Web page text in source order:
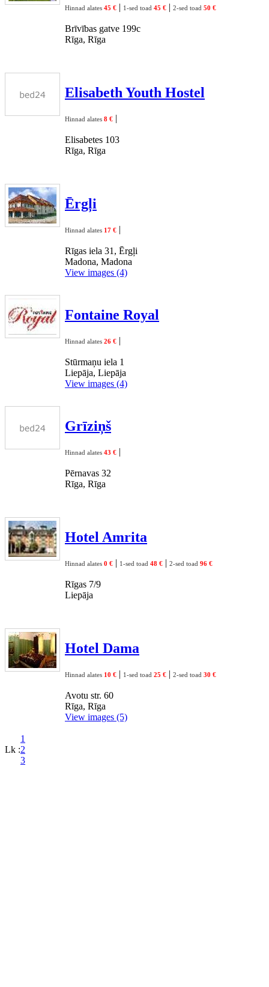
Hinnad alates 45 € | 1-sed toad 45 € | 2-sed toad 50 €
Brīvības gatve 199c
Rīga, Rīga
Elisabeth Youth Hostel
Hinnad alates 8 € |
Elisabetes 103
Rīga, Rīga
Ērgļi
Hinnad alates 17 € |
Rīgas iela 31, Ērgļi
Madona, Madona
View images (4)
Fontaine Royal
Hinnad alates 26 € |
Stūrmaņu iela 1
Liepāja, Liepāja
View images (4)
Grīziņš
Hinnad alates 43 € |
Pērnavas 32
Rīga, Rīga
Hotel Amrita
Hinnad alates 0 € | 1-sed toad 48 € | 2-sed toad 96 €
Rīgas 7/9
Liepāja
Hotel Dama
Hinnad alates 10 € | 1-sed toad 25 € | 2-sed toad 30 €
Avotu str. 60
Rīga, Rīga
View images (5)
Lk :
1
2
3